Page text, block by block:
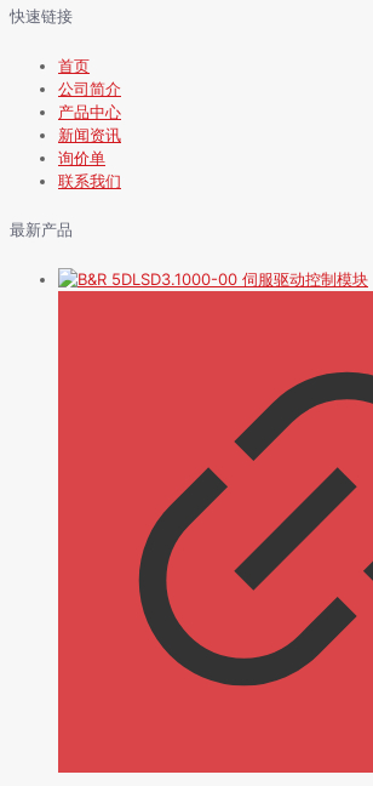
快速链接
首页
公司简介
产品中心
新闻资讯
询价单
联系我们
最新产品